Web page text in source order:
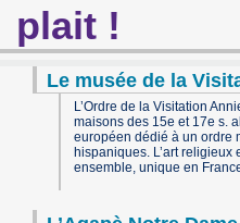
plait !
Le musée de la
L’Ordre de la Visitation
maisons des 15e et 17e s.
européen dédié à un ordre
hispaniques. L’art religieux
ensemble, unique en